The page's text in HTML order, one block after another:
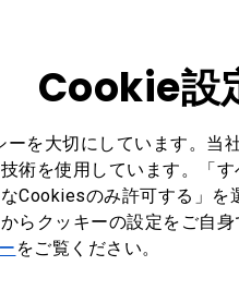
Cookie設
ーを大切にしています。
術を使用しています。「
Cookiesのみ許可する」
らクッキーの設定をご自
をご覧ください。
Guide